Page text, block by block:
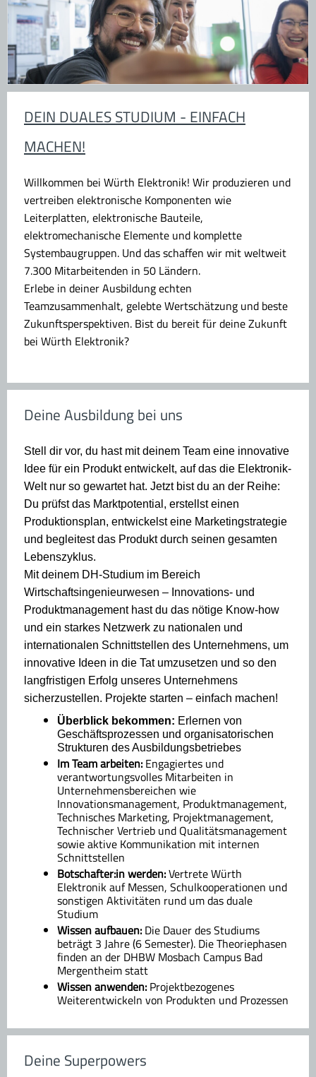
DEIN DUALES STUDIUM - EINFACH
MACHEN!
Willkommen bei Würth Elektronik! Wir produzieren und
vertreiben elektronische Komponenten wie
Leiterplatten, elektronische Bauteile,
elektromechanische Elemente und komplette
Systembaugruppen. Und das schaffen wir mit weltweit
7.300 Mitarbeitenden in 50 Ländern.
Erlebe in deiner Ausbildung echten
Teamzusammenhalt, gelebte Wertschätzung und beste
Zukunftsperspektiven. Bist du bereit für deine Zukunft
bei Würth Elektronik?
Deine Ausbildung bei uns
Stell dir vor, du hast mit deinem Team eine innovative
Idee für ein Produkt entwickelt, auf das die Elektronik-
Welt nur so gewartet hat. Jetzt bist du an der Reihe:
Du prüfst das Marktpotential, erstellst einen
Produktionsplan, entwickelst eine Marketingstrategie
und begleitest das Produkt durch seinen gesamten
Lebenszyklus.
Mit deinem DH-Studium im Bereich
Wirtschaftsingenieurwesen – Innovations- und
Produktmanagement hast du das nötige Know-how
und ein starkes Netzwerk zu nationalen und
internationalen Schnittstellen des Unternehmens, um
innovative Ideen in die Tat umzusetzen und so den
langfristigen Erfolg unseres Unternehmens
sicherzustellen. Projekte starten – einfach machen!
Überblick bekommen: Erlernen von
Geschäftsprozessen und organisatorischen
Strukturen des Ausbildungsbetriebes
Im Team arbeiten: Engagiertes und
verantwortungsvolles Mitarbeiten in
Unternehmensbereichen wie
Innovationsmanagement, Produktmanagement,
Technisches Marketing, Projektmanagement,
Technischer Vertrieb und Qualitätsmanagement
sowie aktive Kommunikation mit internen
Schnittstellen
Botschafter:in werden:Vertrete Würth
Elektronik auf Messen, Schulkooperationen und
sonstigen Aktivitäten rund um das duale
Studium
Wissen aufbauen: Die Dauer des Studiums
beträgt 3 Jahre (6 Semester). Die Theoriephasen
finden an der DHBW Mosbach Campus Bad
Mergentheim statt
Wissen anwenden: Projektbezogenes
Weiterentwickeln von Produkten und Prozessen
Deine Superpowers